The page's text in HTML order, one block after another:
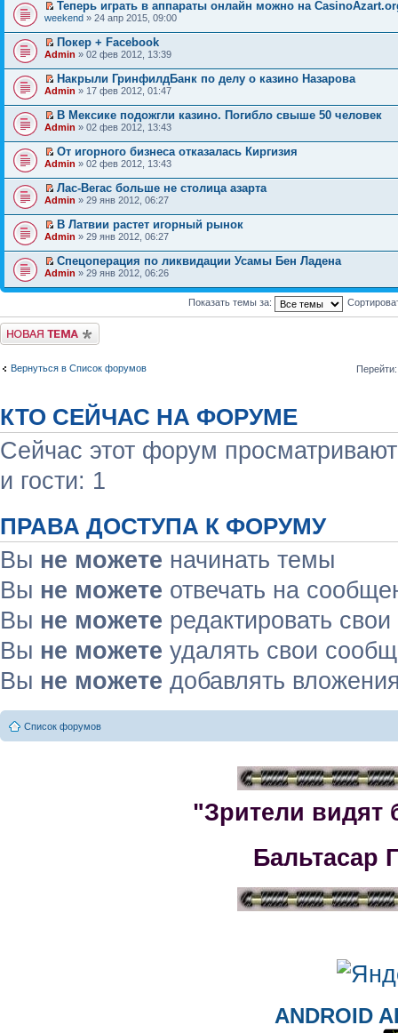
Теперь играть в аппараты онлайн можно на
weekend » 24 апр 2015, 09:00
Покер + Facebook
Admin » 02 фев 2012, 13:39
Накрыли ГринфилдБанк по делу о казино Назарова
Admin » 17 фев 2012, 01:47
В Мексике подожгли казино. Погибло свыше 50 человек
Admin » 02 фев 2012, 13:43
От игорного бизнеса отказалась Киргизия
Admin » 02 фев 2012, 13:43
Лас-Вегас больше не столица азарта
Admin » 29 янв 2012, 06:27
В Латвии растет игорный рынок
Admin » 29 янв 2012, 06:27
Спецоперация по ликвидации Усамы Бен Ладена
Admin » 29 янв 2012, 06:26
Показать темы за:
Начать новую тему
Вернуться в Список форумов Перейти:
КТО СЕЙЧАС НА ФОРУМЕ
Сейчас этот форум
и гости: 1
ПРАВА ДОСТУПА К ФОРУМУ
Вы не можете начинать темы
Вы не можете отвечать на
Вы не можете редактировать
Вы не можете удалять свои
Вы не можете добавлять
Список форумов
"Зрители видят
Бальтасар
ANDROID